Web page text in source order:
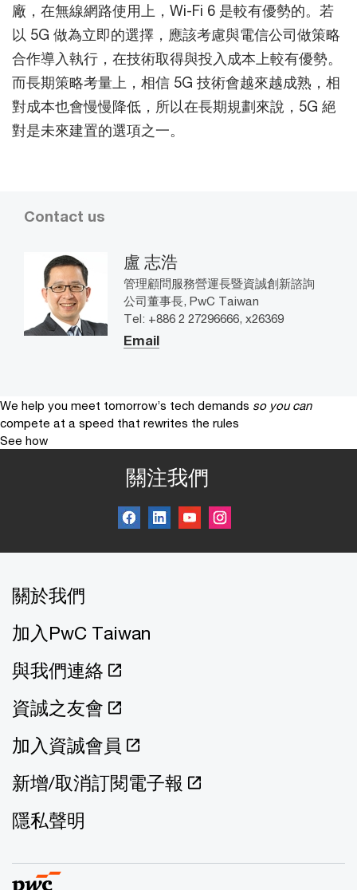
廠，在無線網路使用上，Wi-Fi 6 是較有優勢的。若
以 5G 做為立即的選擇，應該考慮與電信公司做策略
合作導入執行，在技術取得與投入成本上較有優勢。
而長期策略考量上，相信 5G 技術會越來越成熟，相
對成本也會慢慢降低，所以在長期規劃來說，5G 絕
對是未來建置的選項之一。
Contact us
盧 志浩
管理顧問服務營運長暨資誠創新諮詢
公司董事長, PwC Taiwan
Tel: +886 2 27296666, x26369
Email
We help you meet tomorrow’s tech demands so you can
compete at a speed that rewrites the rules
See how
關注我們
關於我們
加入PwC Taiwan
與我們連絡
資誠之友會
加入資誠會員
新增/取消訂閱電子報
隱私聲明